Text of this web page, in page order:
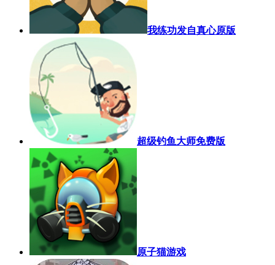
我练功发自真心原版
超级钓鱼大师免费版
原子猫游戏